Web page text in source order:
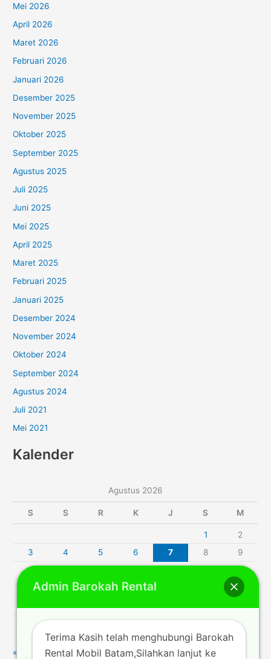
Mei 2026
April 2026
Maret 2026
Februari 2026
Januari 2026
Desember 2025
November 2025
Oktober 2025
September 2025
Agustus 2025
Juli 2025
Juni 2025
Mei 2025
April 2025
Maret 2025
Februari 2025
Januari 2025
Desember 2024
November 2024
Oktober 2024
September 2024
Agustus 2024
Juli 2021
Mei 2021
Kalender
Agustus 2026
S S R K J S M
1
2
3
4 5 6 7 8
9
10
17
18 19 20
23
« Jul
Admin Barokah Rental
Terima Kasih telah menghubungi Barokah
Rental Mobil Batam,Silahkan lanjut ke